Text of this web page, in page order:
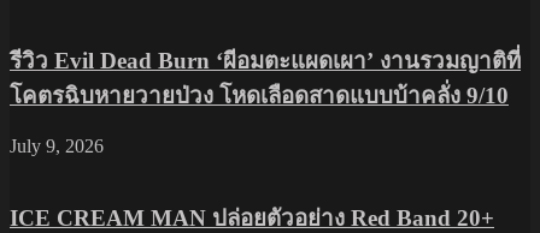
รีวิว Evil Dead Burn ‘ผีอมตะแผดเผา’ งานรวมญาติที่
โคตรฉิบหายวายป่วง โหดเลือดสาดแบบบ้าคลั่ง 9/10
July 9, 2026
ICE CREAM MAN ปล่อยตัวอย่าง Red Band 20+